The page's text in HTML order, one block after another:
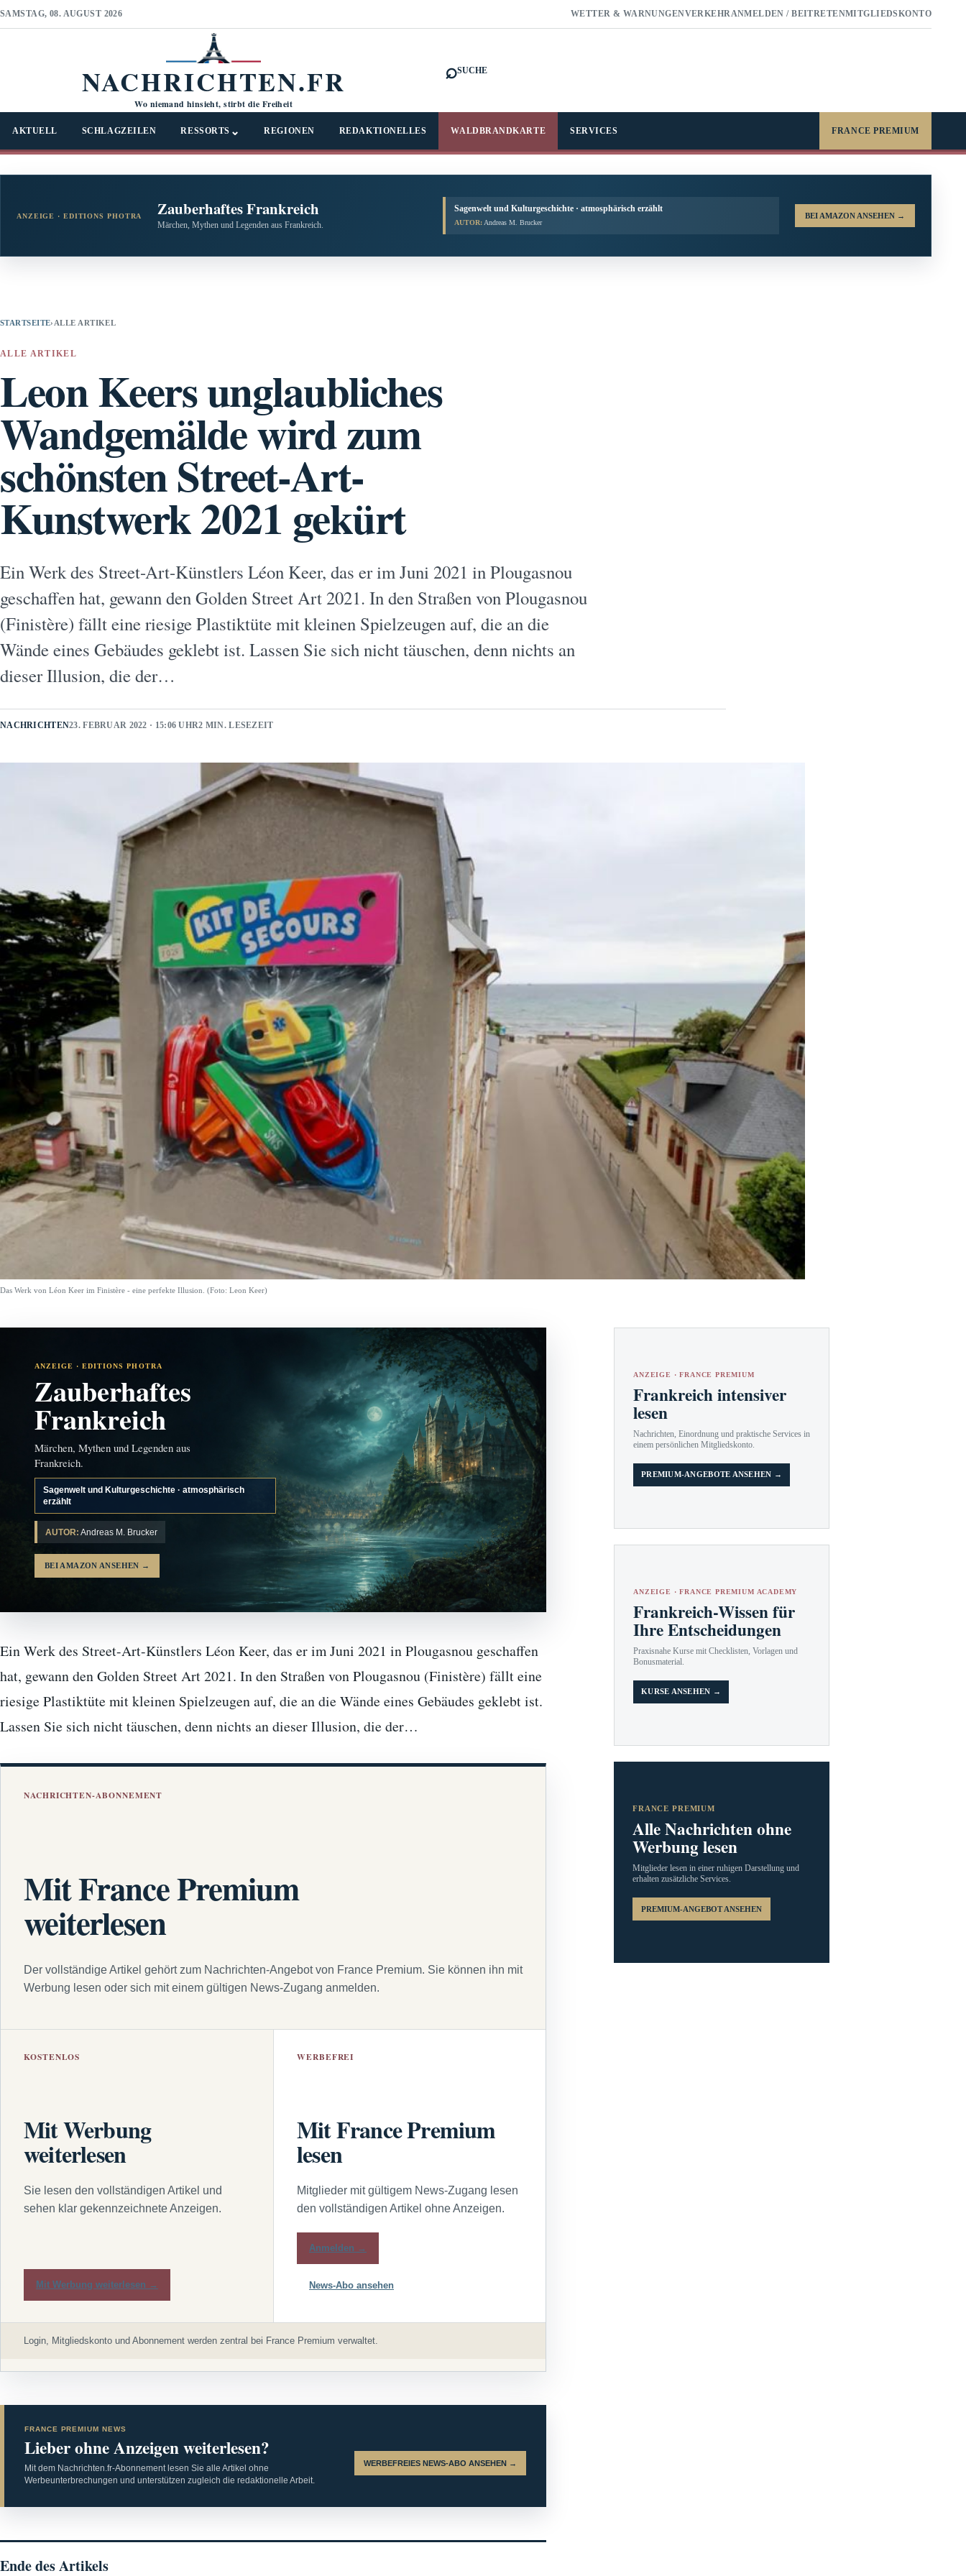
SAMSTAG, 08. AUGUST 2026 WETTER & WARNUNGENVERKEHRANMELDEN / BEITRETENMITGLIEDSKONTO
NACHRICHTEN.FR
Wo niemand hinsieht, stirbt die Freiheit
⌕SUCHE
AKTUELL SCHLAGZEILEN RESSORTS ⌄ REGIONEN REDAKTIONELLES WALDBRANDKARTE SERVICES FRANCE PREMIUM
ANZEIGE · EDITIONS PHOTRA Zauberhaftes Frankreich
Märchen, Mythen und Legenden aus Frankreich.
Sagenwelt und Kulturgeschichte · atmosphärisch erzählt
AUTOR:Andreas M. Brucker
BEI AMAZON ANSEHEN →
STARTSEITE› ALLE ARTIKEL
ALLE ARTIKEL
Leon Keers unglaubliches
Wandgemälde wird zum
schönsten Street-Art-
Kunstwerk 2021 gekürt
Ein Werk des Street-Art-Künstlers Léon Keer, das er im Juni 2021 in Plougasnou
geschaffen hat, gewann den Golden Street Art 2021. In den Straßen von Plougasnou
(Finistère) fällt eine riesige Plastiktüte mit kleinen Spielzeugen auf, die an die
Wände eines Gebäudes geklebt ist. Lassen Sie sich nicht täuschen, denn nichts an
dieser Illusion, die der…
NACHRICHTEN23. FEBRUAR 2022 · 15:06 UHR2 MIN. LESEZEIT
Das Werk von Léon Keer im Finistère - eine perfekte Illusion. (Foto: Leon Keer)
ANZEIGE · EDITIONS PHOTRA
Zauberhaftes
Frankreich
Märchen, Mythen und Legenden aus
Frankreich.
Sagenwelt und Kulturgeschichte · atmosphärisch
erzählt
AUTOR: Andreas M. Brucker
BEI AMAZON ANSEHEN →
Ein Werk des Street-Art-Künstlers Léon Keer, das er im Juni 2021 in Plougasnou geschaffen
hat, gewann den Golden Street Art 2021. In den Straßen von Plougasnou (Finistère) fällt eine
riesige Plastiktüte mit kleinen Spielzeugen auf, die an die Wände eines Gebäudes geklebt ist.
Lassen Sie sich nicht täuschen, denn nichts an dieser Illusion, die der…
NACHRICHTEN-ABONNEMENT
Mit France Premium
weiterlesen
Der vollständige Artikel gehört zum Nachrichten-Angebot von France Premium. Sie können ihn mit
Werbung lesen oder sich mit einem gültigen News-Zugang anmelden.
KOSTENLOS
Mit Werbung
weiterlesen
Sie lesen den vollständigen Artikel und
sehen klar gekennzeichnete Anzeigen.
Mit Werbung weiterlesen →
WERBEFREI
Mit France Premium
lesen
Mitglieder mit gültigem News-Zugang lesen
den vollständigen Artikel ohne Anzeigen.
Anmelden →
News-Abo ansehen
Login, Mitgliedskonto und Abonnement werden zentral bei France Premium verwaltet.
FRANCE PREMIUM NEWS
Lieber ohne Anzeigen weiterlesen?
Mit dem Nachrichten.fr-Abonnement lesen Sie alle Artikel ohne
Werbeunterbrechungen und unterstützen zugleich die redaktionelle Arbeit.
WERBEFREIES NEWS-ABO ANSEHEN →
Ende des Artikels
ANZEIGE · FRANCE PREMIUM
Frankreich intensiver
lesen
Nachrichten, Einordnung und praktische Services in
einem persönlichen Mitgliedskonto.
PREMIUM-ANGEBOTE ANSEHEN →
ANZEIGE · FRANCE PREMIUM ACADEMY
Frankreich-Wissen für
Ihre Entscheidungen
Praxisnahe Kurse mit Checklisten, Vorlagen und
Bonusmaterial.
KURSE ANSEHEN →
FRANCE PREMIUM
Alle Nachrichten ohne
Werbung lesen
Mitglieder lesen in einer ruhigen Darstellung und
erhalten zusätzliche Services.
PREMIUM-ANGEBOT ANSEHEN